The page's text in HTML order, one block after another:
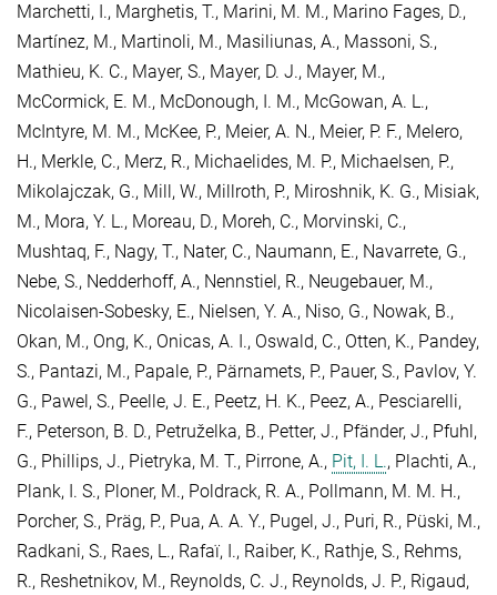
Marchetti, I., Marghetis, T., Marini, M. M., Marino Fages, D.,
Martínez, M., Martinoli, M., Masiliunas, A., Massoni, S.,
Mathieu, K. C., Mayer, S., Mayer, D. J., Mayer, M.,
McCormick, E. M., McDonough, I. M., McGowan, A. L.,
McIntyre, M. M., McKee, P., Meier, A. N., Meier, P. F., Melero,
H., Merkle, C., Merz, R., Michaelides, M. P., Michaelsen, P.,
Mikolajczak, G., Mill, W., Millroth, P., Miroshnik, K. G., Misiak,
M., Mora, Y. L., Moreau, D., Moreh, C., Morvinski, C.,
Mushtaq, F., Nagy, T., Nater, C., Naumann, E., Navarrete, G.,
Nebe, S., Nedderhoff, A., Nennstiel, R., Neugebauer, M.,
Nicolaisen-Sobesky, E., Nielsen, Y. A., Niso, G., Nowak, B.,
Okan, M., Ong, K., Onicas, A. I., Oswald, C., Otten, K., Pandey,
S., Pantazi, M., Papale, P., Pärnamets, P., Pauer, S., Pavlov, Y.
G., Pawel, S., Peelle, J. E., Peetz, H. K., Peez, A., Pesciarelli,
F., Peterson, B. D., Petruželka, B., Petter, J., Pfänder, J., Pfuhl,
G., Phillips, J., Pietryka, M. T., Pirrone, A., Pit, I. L., Plachti, A.,
Plank, I. S., Ploner, M., Poldrack, R. A., Pollmann, M. M. H.,
Porcher, S., Präg, P., Pua, A. A. Y., Pugel, J., Puri, R., Püski, M.,
Radkani, S., Raes, L., Rafaï, I., Raiber, K., Rathje, S., Rehms,
R., Reshetnikov, M., Reynolds, C. J., Reynolds, J. P., Rigaud,